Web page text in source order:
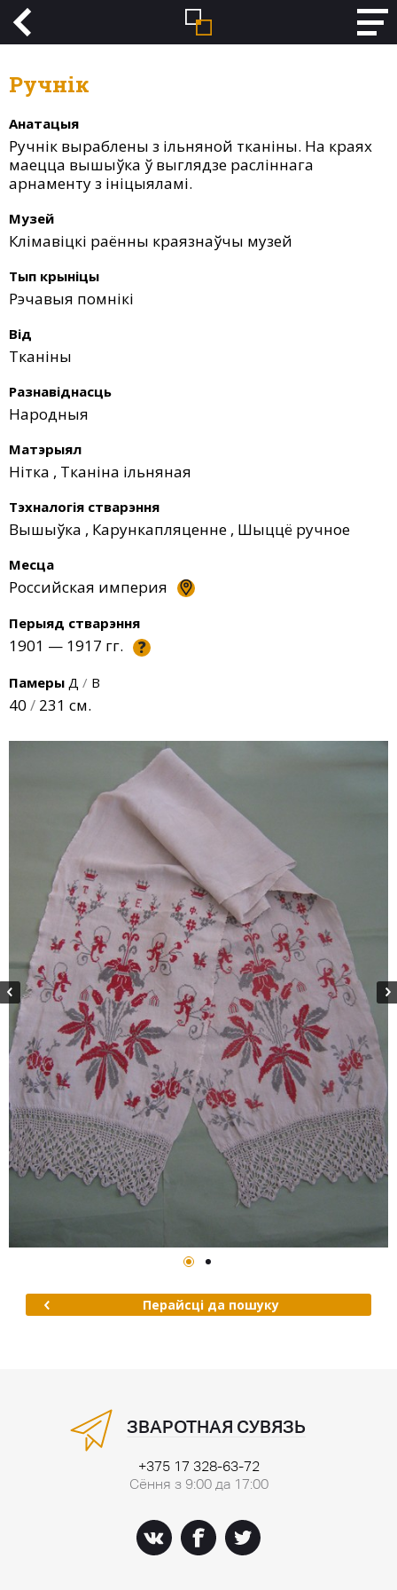
Ручнік
Анатацыя
Ручнік выраблены з ільняной тканіны. На краях
маецца вышыўка ў выглядзе расліннага
арнаменту з ініцыяламі.
Музей
Клімавіцкі раённы краязнаўчы музей
Тып крыніцы
Рэчавыя помнікі
Від
Тканіны
Разнавіднасць
Народныя
Матэрыял
Нітка , Тканіна ільняная
Тэхналогія стварэння
Вышыўка , Карункапляценне , Шыццё ручное
Месца
Российская империя
Перыяд стварэння
1901 — 1917 гг. ?
Памеры Д / В
40 / 231 см.
Перайсці да пошуку
ЗВАРОТНАЯ СУВЯЗЬ
+375 17 328-63-72
Сёння з 9:00 да 17:00